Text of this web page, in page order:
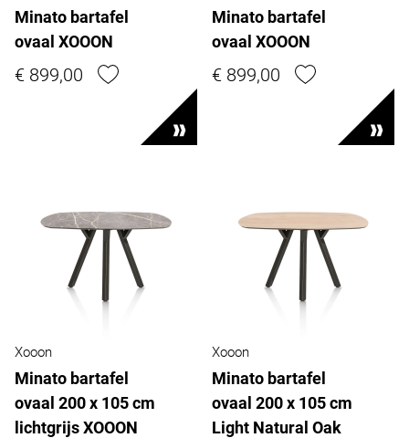
Minato bartafel
ovaal XOOON
€ 899,00
Minato bartafel
ovaal XOOON
€ 899,00
Xooon
Minato bartafel
ovaal 200 x 105 cm
lichtgrijs XOOON
Xooon
Minato bartafel
ovaal 200 x 105 cm
Light Natural Oak